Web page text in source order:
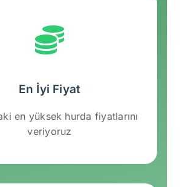
En İyi Fiyat
en yüksek hurda fiyatlarını
veriyoruz